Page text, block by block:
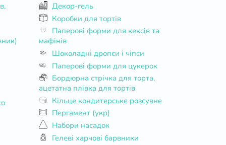
Декор-гель
Коробки для тортів
мафінів
Шоколадні дропси і чіпси
Паперові форми для цукерок
ацетатна плівка для тортів
Кільце кондитерське розсувне
Пергамент (укр)
Набори насадок
Гелеві харчові барвники